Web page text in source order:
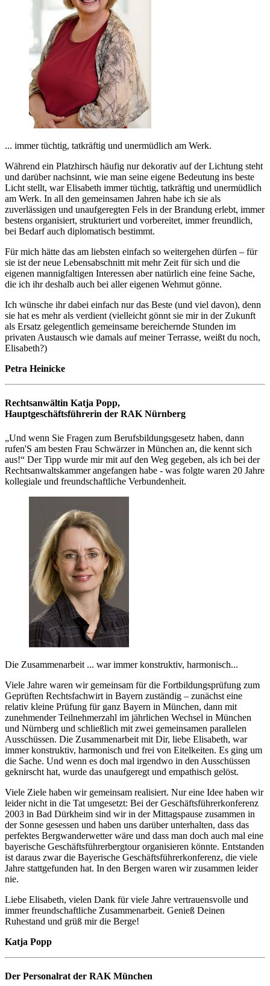
... immer tüchtig, tatkräftig und unermüdlich am Werk.
Während ein Platzhirsch häufig nur dekorativ auf der Lichtung steht
und darüber nachsinnt, wie man seine eigene Bedeutung ins beste
Licht stellt, war Elisabeth immer tüchtig, tatkräftig und unermüdlich
am Werk. In all den gemeinsamen Jahren habe ich sie als
zuverlässigen und unaufgeregten Fels in der Brandung erlebt, immer
bestens organisiert, strukturiert und vorbereitet, immer freundlich,
bei Bedarf auch diplomatisch bestimmt.
Für mich hätte das am liebsten einfach so weitergehen dürfen – für
sie ist der neue Lebensabschnitt mit mehr Zeit für sich und die
eigenen mannigfaltigen Interessen aber natürlich eine feine Sache,
die ich ihr deshalb auch bei aller eigenen Wehmut gönne.
Ich wünsche ihr dabei einfach nur das Beste (und viel davon), denn
sie hat es mehr als verdient (vielleicht gönnt sie mir in der Zukunft
als Ersatz gelegentlich gemeinsame bereichernde Stunden im
privaten Austausch wie damals auf meiner Terrasse, weißt du noch,
Elisabeth?)
Petra Heinicke
Rechtsanwältin Katja Popp,
Hauptgeschäftsführerin der RAK Nürnberg
„Und wenn Sie Fragen zum Berufsbildungsgesetz haben, dann
rufen'S am besten Frau Schwärzer in München an, die kennt sich
aus!“ Der Tipp wurde mir mit auf den Weg gegeben, als ich bei der
Rechtsanwaltskammer angefangen habe - was folgte waren 20 Jahre
kollegiale und freundschaftliche Verbundenheit.
Die Zusammenarbeit ... war immer konstruktiv, harmonisch...
Viele Jahre waren wir gemeinsam für die Fortbildungsprüfung zum
Geprüften Rechtsfachwirt in Bayern zuständig – zunächst eine
relativ kleine Prüfung für ganz Bayern in München, dann mit
zunehmender Teilnehmerzahl im jährlichen Wechsel in München
und Nürnberg und schließlich mit zwei gemeinsamen parallelen
Ausschüssen. Die Zusammenarbeit mit Dir, liebe Elisabeth, war
immer konstruktiv, harmonisch und frei von Eitelkeiten. Es ging um
die Sache. Und wenn es doch mal irgendwo in den Ausschüssen
geknirscht hat, wurde das unaufgeregt und empathisch gelöst.
Viele Ziele haben wir gemeinsam realisiert. Nur eine Idee haben wir
leider nicht in die Tat umgesetzt: Bei der Geschäftsführerkonferenz
2003 in Bad Dürkheim sind wir in der Mittagspause zusammen in
der Sonne gesessen und haben uns darüber unterhalten, dass das
perfektes Bergwanderwetter wäre und dass man doch auch mal eine
bayerische Geschäftsführerbergtour organisieren könnte. Entstanden
ist daraus zwar die Bayerische Geschäftsführerkonferenz, die viele
Jahre stattgefunden hat. In den Bergen waren wir zusammen leider
nie.
Liebe Elisabeth, vielen Dank für viele Jahre vertrauensvolle und
immer freundschaftliche Zusammenarbeit. Genieß Deinen
Ruhestand und grüß mir die Berge!
Katja Popp
Der Personalrat der RAK München